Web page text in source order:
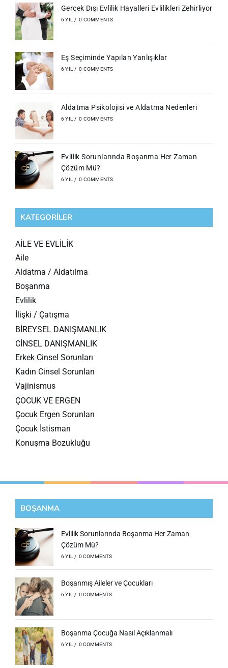
Gerçek Dışı Evlilik Hayalleri Evlilikleri Zehirliyor
6 YIL / 0 COMMENTS
Eş Seçiminde Yapılan Yanlışıklar
6 YIL / 0 COMMENTS
Aldatma Psikolojisi ve Aldatma Nedenleri
6 YIL / 0 COMMENTS
Evlilik Sorunlarında Boşanma Her Zaman
Çözüm Mü?
6 YIL / 0 COMMENTS
KATEGORILER
AİLE VE EVLİLİK
Aile
Aldatma / Aldatılma
Boşanma
Evlilik
İlişki / Çatışma
BİREYSEL DANIŞMANLIK
CİNSEL DANIŞMANLIK
Erkek Cinsel Sorunları
Kadın Cinsel Sorunları
Vajinismus
ÇOCUK VE ERGEN
Çocuk Ergen Sorunları
Çocuk İstismarı
Konuşma Bozukluğu
BOŞANMA
Evlilik Sorunlarında Boşanma Her Zaman
Çözüm Mü?
6 YIL / 0 COMMENTS
Boşanmış Aileler ve Çocukları
6 YIL / 0 COMMENTS
Boşanma Çocuğa Nasıl Açıklanmalı
6 YIL / 0 COMMENTS